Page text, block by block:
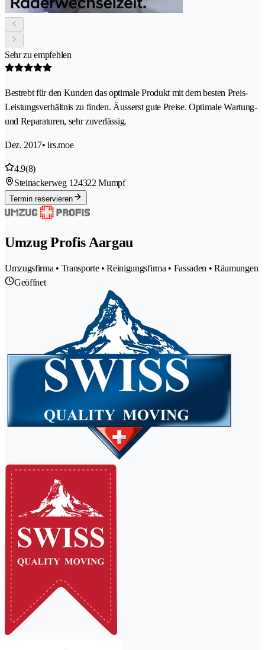
Sehr zu empfehlen
Bestrebt für den Kunden das optimale Produkt mit dem besten Preis-
Leistungsverhältnis zu finden. Äusserst gute Preise. Optimale Wartung-
und Reparaturen, sehr zuverlässig.
Dez. 2017• irs.moe
4.9(8)
Steinackerweg 124322 Mumpf
Termin reservieren
Umzug Profis Aargau
Umzugsfirma • Transporte • Reinigungsfirma • Fassaden • Räumungen
Geöffnet